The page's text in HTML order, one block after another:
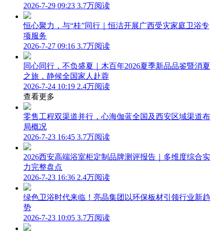
2026-7-29 09:23 3.7万阅读
恒心聚力，与“桂”同行｜恒洁开展广西受灾家庭卫浴专
项服务
2026-7-27 09:16 3.7万阅读
同心同行，不负盛夏｜木百年2026夏季新品品鉴暨消夏
之旅，静候全国家人赴蓉
2026-7-24 10:19 2.4万阅读
查看更多
零售工程双渠道并行，心海伽蓝全国及西安区域渠道布
局概况
2026-7-23 16:45 3.7万阅读
2026西安高端浴室柜定制品牌测评报告｜多维度综合实
力完整盘点
2026-7-23 16:36 2.4万阅读
绿色卫浴时代来临！亮晶集团以环保板材引领行业新趋
势
2026-7-23 10:05 3.7万阅读